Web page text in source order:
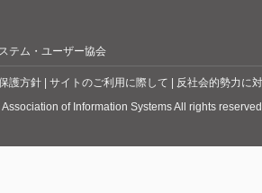
テム・ユーザー協会
護方針 サイトのご利用に際して
反社会的勢力に
of Information Systems All rights reserved